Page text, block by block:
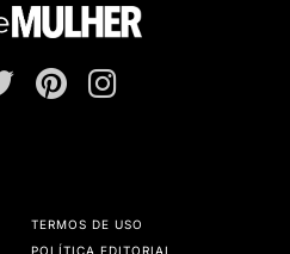
TERMOS DE USO
POLÍTICA EDITORIAL